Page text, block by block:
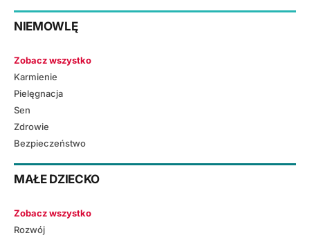
NIEMOWLĘ
Zobacz wszystko
Karmienie
Pielęgnacja
Sen
Zdrowie
Bezpieczeństwo
MAŁE DZIECKO
Zobacz wszystko
Rozwój